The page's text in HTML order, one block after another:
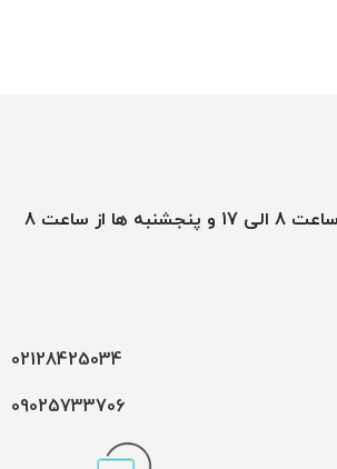
شنبه تا چهارشنبه ازساعت 8 الی 17 و پنجشنبه ها از ساعت 8
02128425034
09025733706